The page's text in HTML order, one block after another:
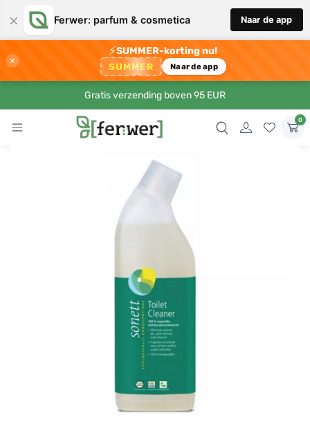
× Ferwer: parfum & cosmetica Naar de app
×
⚡SUMMER-korting nu!
SUMMER Naar de app
Gratis verzending boven 95 EUR
0